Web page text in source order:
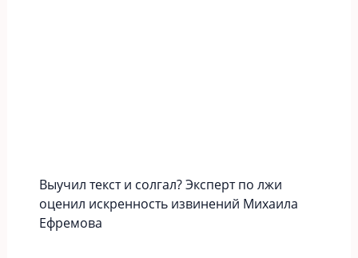
Выучил текст и солгал? Эксперт по лжи
оценил искренность извинений Михаила
Ефремова